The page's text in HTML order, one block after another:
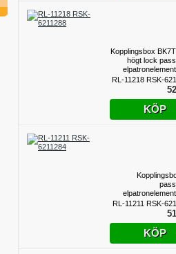
Kopplingsbox
högt lock
R50 gänga,
RL-11218 RSK-
KÖP
R50 gänga,
RL-11211 RSK-
KÖP